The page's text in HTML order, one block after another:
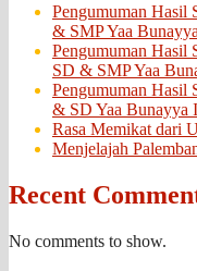
Pengumuman Hasil
& SMP Yaa
Pengumuman Hasil
SD & SMP Yaa
Pengumuman Hasil
& SD Yaa Bunayya
Rasa Memikat dari
Menjelajah
Recent
No comments to show.